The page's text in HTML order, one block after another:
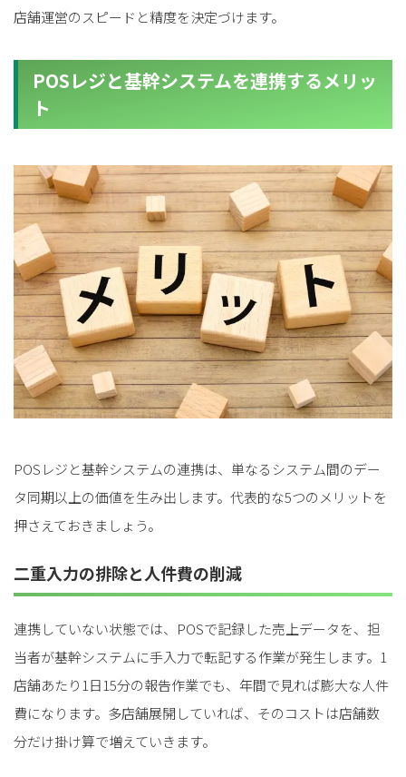
店舗運営のスピードと精度を決定づけます。
POSレジと基幹システムを連携するメリッ
ト
POSレジと基幹システムの連携は、単なるシステム間のデー
タ同期以上の価値を生み出します。代表的な5つのメリットを
押さえておきましょう。
二重入力の排除と人件費の削減
連携していない状態では、POSで記録した売上データを、担
当者が基幹システムに手入力で転記する作業が発生します。1
店舗あたり1日15分の報告作業でも、年間で見れば膨大な人件
費になります。多店舗展開していれば、そのコストは店舗数
分だけ掛け算で増えていきます。